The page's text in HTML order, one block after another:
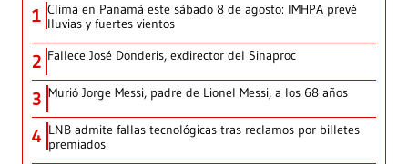
1 Clima en Panamá este sábado 8 de agosto: IMHPA prevé
lluvias y fuertes vientos
2 Fallece José Donderis, exdirector del Sinaproc
3 Murió Jorge Messi, padre de Lionel Messi, a los 68 años
4 LNB admite fallas tecnológicas tras reclamos por billetes
premiados